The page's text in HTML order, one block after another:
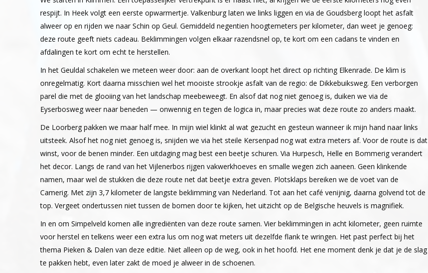
respijt. In Heek volgt een eerste opwarmertje. Valkenburg laten we links liggen en via de Goudsberg loopt het asfalt
alweer op en rijden we naar Schin op Geul. Gemiddeld negentien hoogtemeters per kilometer, dan weet je genoeg:
deze route geeft niets cadeau. Beklimmingen volgen elkaar razendsnel op, te kort om een cadans te vinden en
afdalingen te kort om echt te herstellen.
In het Geuldal schakelen we meteen weer door: aan de overkant loopt het direct op richting Elkenrade. De klim is
onregelmatig. Kort daarna misschien wel het mooiste strookje asfalt van de regio: de Dikkebuiksweg. Een verborgen
parel die met de glooiing van het landschap meebeweegt. En alsof dat nog niet genoeg is, duiken we via de
Eyserbosweg weer naar beneden — onwennig en tegen de logica in, maar precies wat deze route zo anders maakt.
De Loorberg pakken we maar half mee. In mijn wiel klinkt al wat gezucht en gesteun wanneer ik mijn hand naar links
uitsteek. Alsof het nog niet genoeg is, snijden we via het steile Kersenpad nog wat extra meters af. Voor de route is dat
winst, voor de benen minder. Een uitdaging mag best een beetje schuren. Via Hurpesch, Helle en Bommerig verandert
het decor. Langs de rand van het Vijlenerbos rijgen vakwerkhoeves en smalle wegen zich aaneen. Geen klinkende
namen, maar wel de stukken die deze route net dat beetje extra geven. Plotsklaps bereiken we de voet van de
Camerig. Met zijn 3,7 kilometer de langste beklimming van Nederland. Tot aan het café venijnig, daarna golvend tot de
top. Vergeet ondertussen niet tussen de bomen door te kijken, het uitzicht op de Belgische heuvels is magnifiek.
In en om Simpelveld komen alle ingrediënten van deze route samen. Vier beklimmingen in acht kilometer, geen ruimte
voor herstel en telkens weer een extra lus om nog wat meters uit dezelfde flank te wringen. Het past perfect bij het
thema Pieken & Dalen van deze editie. Niet alleen op de weg, ook in het hoofd. Het ene moment denk je dat je de slag
te pakken hebt, even later zakt de moed je alweer in de schoenen.